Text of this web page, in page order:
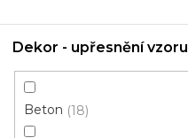
Dekor - upřesnění vzoru
Beton 18